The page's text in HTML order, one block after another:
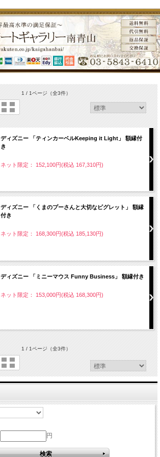
1 / 1ページ（全3件）
ディズニー 「ティンカーベルKeeping it Light」 額縁付
き
ネット限定： 152,100円(税込 167,310円)
ディズニー 「くまのプーさんと大切なピグレット」 額縁
付き
ネット限定： 168,300円(税込 185,130円)
ディズニー 「ミニーマウス Funny Business」 額縁付き
ネット限定： 153,000円(税込 168,300円)
1 / 1ページ（全3件）
円